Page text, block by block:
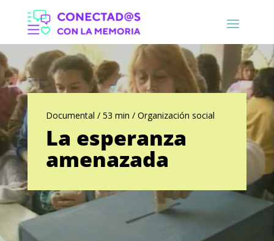
Documental / 53 min / Organización social
La esperanza
amenazada